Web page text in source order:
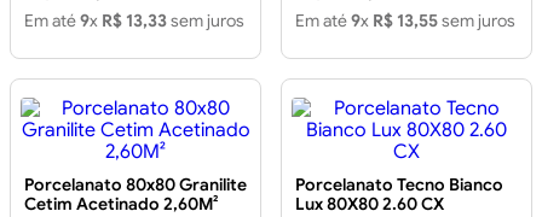
Em até9x R$ 13,33sem juros Em até9x R$ 13,55sem juros
Porcelanato 80x80 Granilite
Cetim Acetinado 2,60M²
Porcelanato Tecno Bianco
Lux 80X80 2.60 CX